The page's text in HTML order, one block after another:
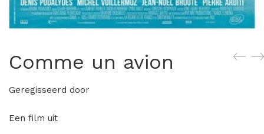
Comme un avion
Geregisseerd door
Een film uit